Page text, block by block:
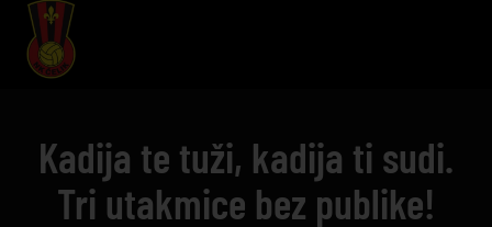
Kadija te tuži, kadija ti sudi.
Tri utakmice bez publike!